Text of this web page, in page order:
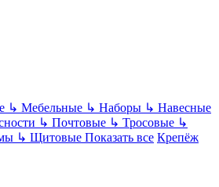
↳ Мебельные ↳ Наборы ↳ Навесные
↳ Почтовые ↳ Тросовые ↳
↳ Щитовые Показать все Крепёж